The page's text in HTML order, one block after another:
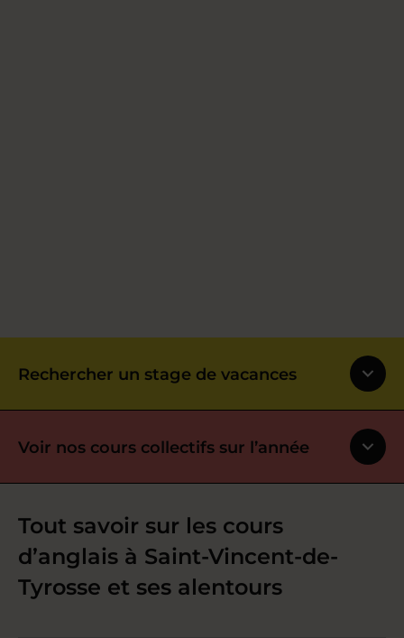
Rechercher un stage de vacances
Voir nos cours collectifs sur l’année
Tout savoir sur les cours
d’anglais à Saint-Vincent-de-
Tyrosse et ses alentours